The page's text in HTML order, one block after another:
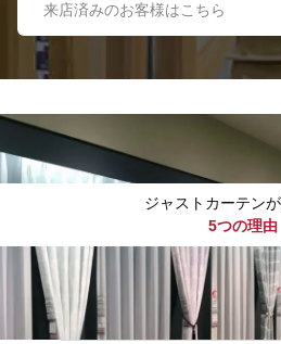
来店済みのお客様はこちら
ジャストカーテン
5つの理由